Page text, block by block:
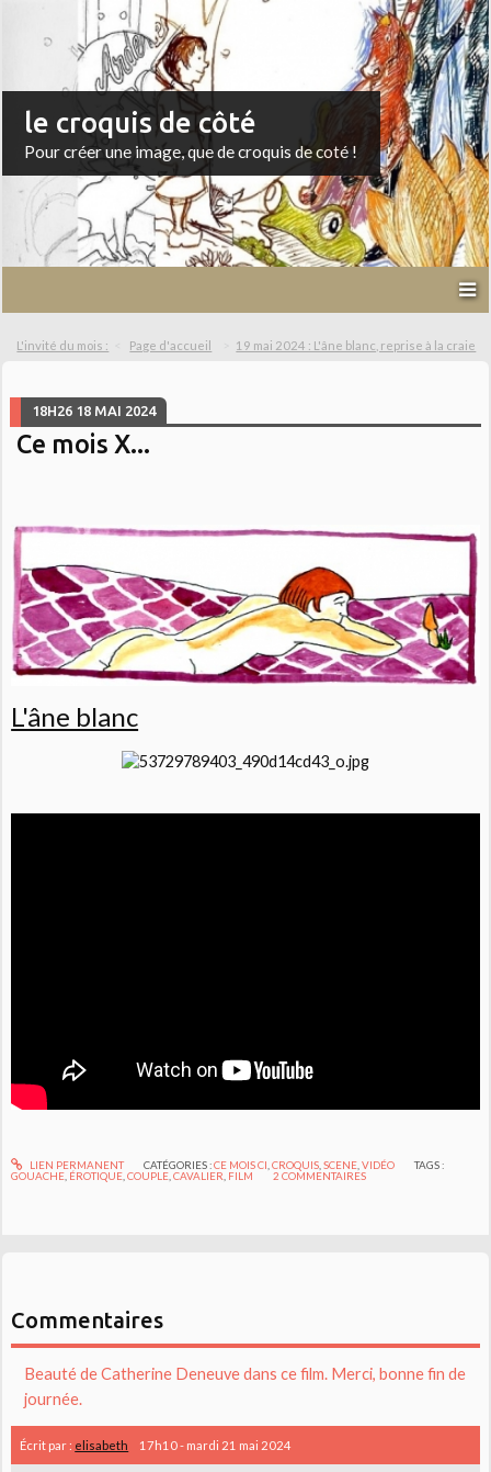
le croquis de côté
Pour créer une image, que de croquis de coté !
L'invité du mois : Page d'accueil 19 mai 2024 : L'âne blanc, reprise à la craie
18H26 18 MAI 2024
Ce mois X...
L'âne blanc
LIEN PERMANENT CATÉGORIES :CE MOIS CI,CROQUIS,SCENE,VIDÉO
TAGS :
GOUACHE, ÉROTIQUE,COUPLE,CAVALIER, FILM 2 COMMENTAIRES
Commentaires
Beauté de Catherine Deneuve dans ce film. Merci, bonne fin de
journée.
Écrit par : elisabeth 17h10- mardi 21 mai 2024